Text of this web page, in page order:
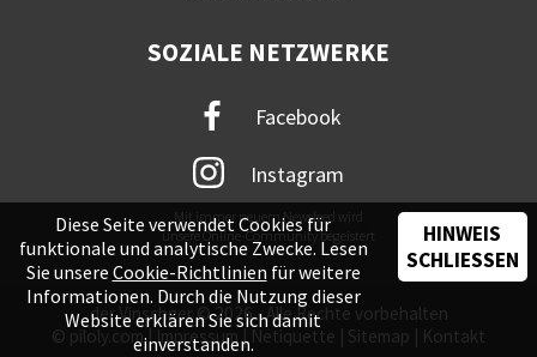
SOZIALE NETZWERKE
Facebook
Instagram
Mit immer neuem Newsfeed wird
unsere Online-Community begeistert
der Vinschger © 2026 - Alle Rechte vorbehalten
© piloly.com |Impressum | Netiquette | Sitemap | Kontakt
Diese Seite verwendet Cookies für
funktionale und analytische Zwecke. Lesen
Sie unsere Cookie-Richtlinien für weitere
Informationen. Durch die Nutzung dieser
Website erklären Sie sich damit
einverstanden.
HINWEIS
SCHLIESSEN